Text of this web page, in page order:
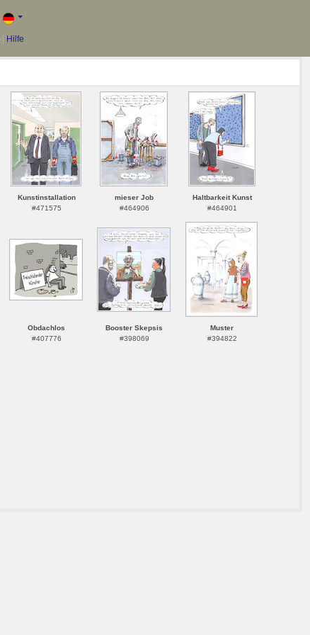
Hilfe
Kunstinstallation
#471575
mieser Job
#464906
Haltbarkeit Kunst
#464901
Obdachlos
#407776
Booster Skepsis
#398069
Muster
#394822